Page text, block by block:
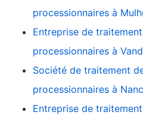
processionnaires à
Entreprise de
processionnaires à
Société de traitement
processionnaires à
Entreprise de